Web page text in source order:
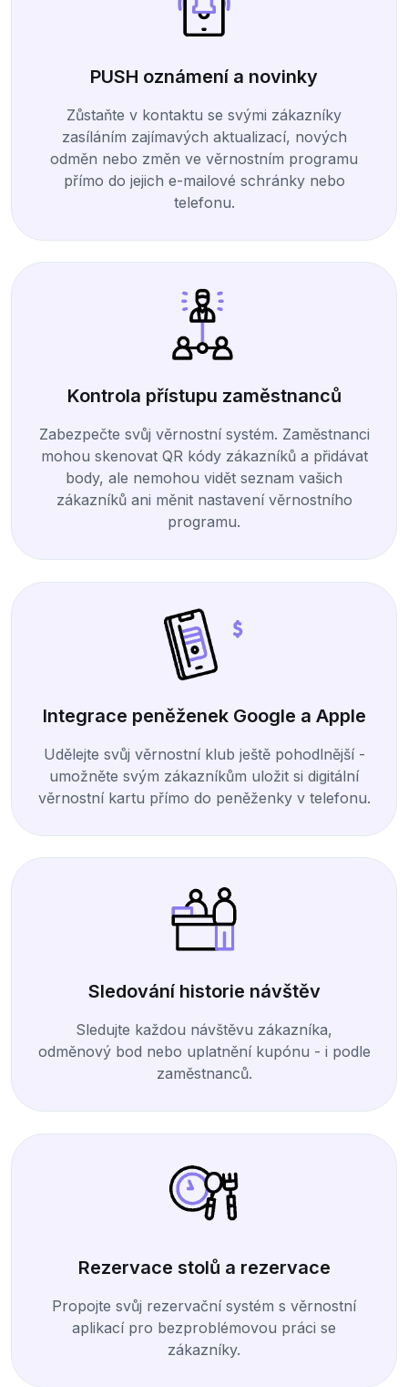
PUSH oznámení a novinky
Zůstaňte v kontaktu se svými zákazníky
zasíláním zajímavých aktualizací, nových
odměn nebo změn ve věrnostním programu
přímo do jejich e-mailové schránky nebo
telefonu.
Kontrola přístupu zaměstnanců
Zabezpečte svůj věrnostní systém. Zaměstnanci
mohou skenovat QR kódy zákazníků a přidávat
body, ale nemohou vidět seznam vašich
zákazníků ani měnit nastavení věrnostního
programu.
Integrace peněženek Google a Apple
Udělejte svůj věrnostní klub ještě pohodlnější -
umožněte svým zákazníkům uložit si digitální
věrnostní kartu přímo do peněženky v telefonu.
Sledování historie návštěv
Sledujte každou návštěvu zákazníka,
odměnový bod nebo uplatnění kupónu - i podle
zaměstnanců.
Rezervace stolů a rezervace
Propojte svůj rezervační systém s věrnostní
aplikací pro bezproblémovou práci se
zákazníky.